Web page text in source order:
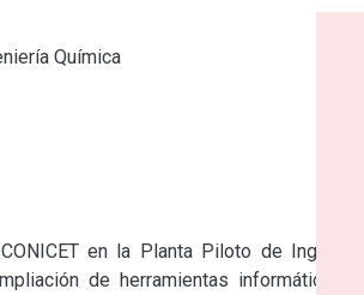
Química
en la Planta Piloto de Ingeniería
de herramientas informáticas de